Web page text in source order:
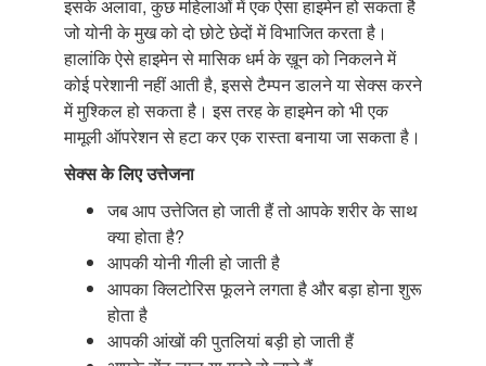
इसके अलावा, कुछ महिलाओं में एक ऐसा हाइमेन हो सकता है
जो योनी के मुख को दो छोटे छेदों में विभाजित करता है।
हालांकि ऐसे हाइमेन से मासिक धर्म के ख़ून को निकलने में
कोई परेशानी नहीं आती है, इससे टैम्पन डालने या सेक्स करने
में मुश्किल हो सकता है। इस तरह के हाइमेन को भी एक
मामूली ऑपरेशन से हटा कर एक रास्ता बनाया जा सकता है।
सेक्सकेलिएउत्तेजना
जब आप उत्तेजित हो जाती हैं तो आपके शरीर के साथ
क्या होता है?
आपकी योनी गीली हो जाती है
आपका क्लिटोरिस फूलने लगता है और बड़ा होना शुरू
होता है
आपकी आंखों की पुतलियां बड़ी हो जाती हैं